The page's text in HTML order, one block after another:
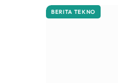
BERITA TEKNO